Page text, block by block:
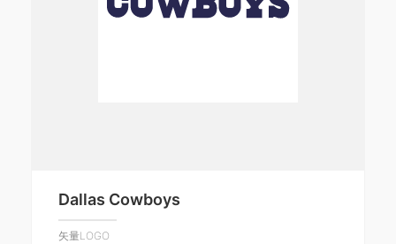
Dallas Cowboys
矢量LOGO